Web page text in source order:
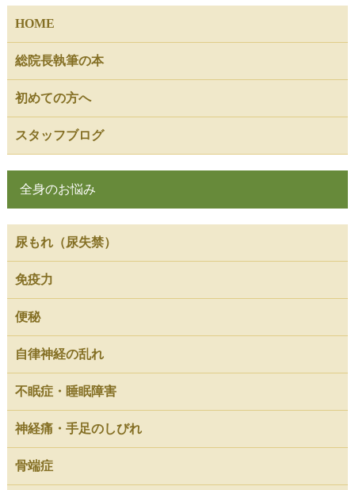
HOME
総院長執筆の本
初めての方へ
スタッフブログ
全身のお悩み
尿もれ（尿失禁）
免疫力
便秘
自律神経の乱れ
不眠症・睡眠障害
神経痛・手足のしびれ
骨端症